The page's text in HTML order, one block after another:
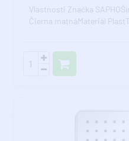
Vlastnosti Značka
Čierna matnáMateriál